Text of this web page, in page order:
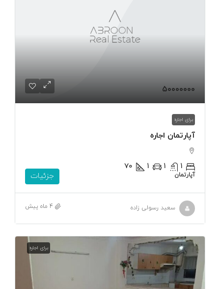
۵۰۰۰۰۰۰۰
برای اجاره
آپارتمان اجاره
1
1
1 ۷۰
آپارتمان جزئیات
سعید رسولی زاده 4 ماه پیش
برای اجاره